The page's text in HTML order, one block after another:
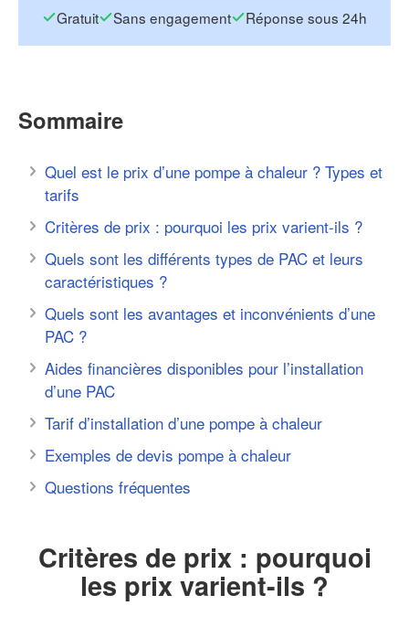
Gratuit Sans engagement Réponse sous 24h
Sommaire
Quel est le prix d’une pompe à chaleur ? Types et
tarifs
Critères de prix : pourquoi les prix varient-ils ?
Quels sont les différents types de PAC et leurs
caractéristiques ?
Quels sont les avantages et inconvénients d’une
PAC ?
Aides financières disponibles pour l’installation
d’une PAC
Tarif d’installation d’une pompe à chaleur
Exemples de devis pompe à chaleur
Questions fréquentes
Critères de prix : pourquoi
les prix varient-ils ?